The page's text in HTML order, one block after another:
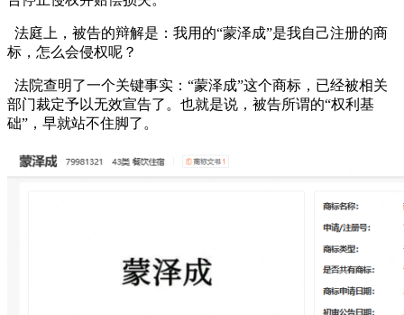
法庭上，被告的辩解是：我用的“蒙泽成”是我自己注册的商
标，怎么会侵权呢？
法院查明了一个关键事实：“蒙泽成”这个商标，已经被相关
部门裁定予以无效宣告了。也就是说，被告所谓的“权利基
础”，早就站不住脚了。